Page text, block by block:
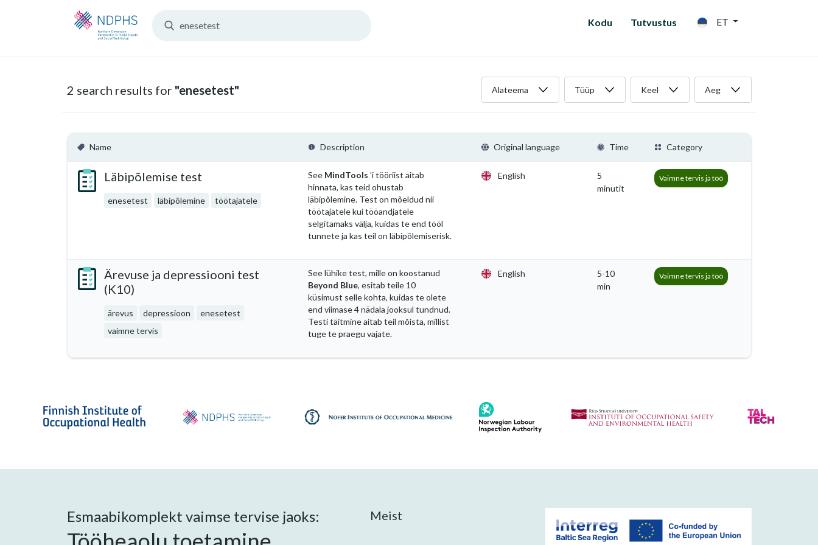
Search
Kodu Tutvustus ET
2 search results for "enesetest" Alateema Tüüp Keel Aeg
Name Description Original language Time Category
Läbipõlemise test
enesetest läbipõlemine töötajatele
See MindTools ’i tööriist aitab
hinnata, kas teid ohustab
läbipõlemine. Test on mõeldud nii
töötajatele kui tööandjatele
selgitamaks välja, kuidas te end tööl
tunnete ja kas teil on läbipõlemiserisk.
English
5
minutit
Vaimne tervis ja töö
Ärevuse ja depressiooni test
(K10)
ärevus depressioon
enesetest
vaimne tervis
See lühike test, mille on koostanud
Beyond Blue, esitab teile 10
küsimust selle kohta, kuidas te olete
end viimase 4 nädala jooksul tundnud.
Testi täitmine aitab teil mõista, millist
tuge te praegu vajate.
English
5-10
min
Vaimne tervis ja töö
Esmaabikomplekt vaimse tervise jaoks: Meist